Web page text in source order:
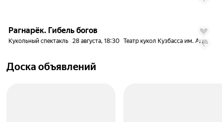
Рагнарёк. Гибель богов
Кукольный спектакль 28 августа, 18:30 Театр кукол Кузбасса им. Аркадия Гайдара
Доска объявлений